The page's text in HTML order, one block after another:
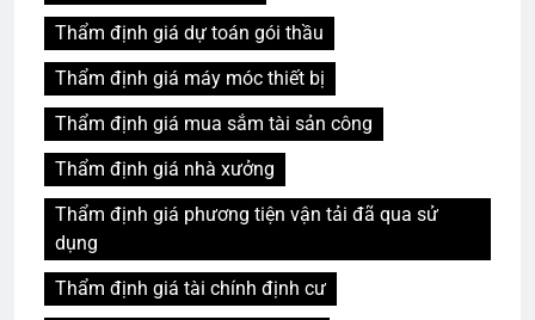
Thẩm định giá dự toán gói thầu
Thẩm định giá máy móc thiết bị
Thẩm định giá mua sắm tài sản công
Thẩm định giá nhà xưởng
Thẩm định giá phương tiện vận tải đã qua sử
dụng
Thẩm định giá tài chính định cư